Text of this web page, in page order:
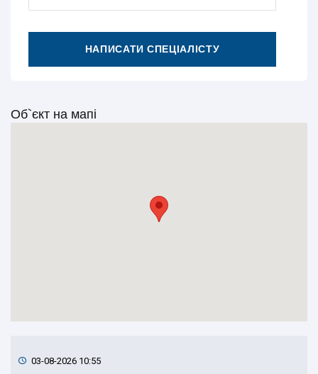
НАПИСАТИ СПЕЦІАЛІСТУ
Об`єкт на мапі
03-08-2026 10:55